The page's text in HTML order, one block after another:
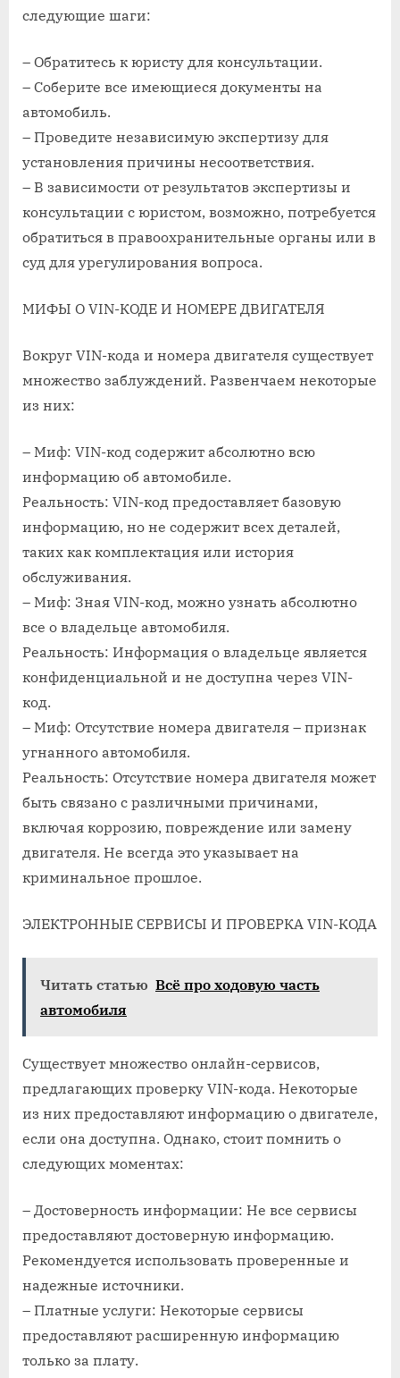
следующие шаги:
– Обратитесь к юристу для консультации.
– Соберите все имеющиеся документы на
автомобиль.
– Проведите независимую экспертизу для
установления причины несоответствия.
– В зависимости от результатов экспертизы и
консультации с юристом, возможно, потребуется
обратиться в правоохранительные органы или в
суд для урегулирования вопроса.
МИФЫ О VIN-КОДЕ И НОМЕРЕ ДВИГАТЕЛЯ
Вокруг VIN-кода и номера двигателя существует
множество заблуждений. Развенчаем некоторые
из них:
– Миф: VIN-код содержит абсолютно всю
информацию об автомобиле.
Реальность: VIN-код предоставляет базовую
информацию, но не содержит всех деталей,
таких как комплектация или история
обслуживания.
– Миф: Зная VIN-код, можно узнать абсолютно
все о владельце автомобиля.
Реальность: Информация о владельце является
конфиденциальной и не доступна через VIN-
код.
– Миф: Отсутствие номера двигателя – признак
угнанного автомобиля.
Реальность: Отсутствие номера двигателя может
быть связано с различными причинами,
включая коррозию, повреждение или замену
двигателя. Не всегда это указывает на
криминальное прошлое.
ЭЛЕКТРОННЫЕ СЕРВИСЫ И ПРОВЕРКА VIN-КОДА
Читать статью Всё про ходовую часть
автомобиля
Существует множество онлайн-сервисов,
предлагающих проверку VIN-кода. Некоторые
из них предоставляют информацию о двигателе,
если она доступна. Однако, стоит помнить о
следующих моментах:
– Достоверность информации: Не все сервисы
предоставляют достоверную информацию.
Рекомендуется использовать проверенные и
надежные источники.
– Платные услуги: Некоторые сервисы
предоставляют расширенную информацию
только за плату.